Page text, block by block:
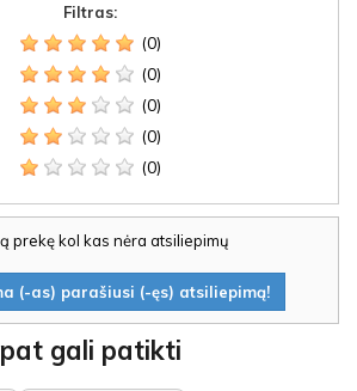
Filtras:
(0)
(0)
(0)
(0)
(0)
prekę kol kas nėra atsiliepimų
(-as) parašiusi (-ęs) atsiliepimą!
gali patikti